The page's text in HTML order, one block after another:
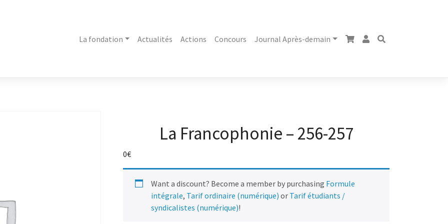
La fondation Actualités Actions Concours Journal Après-demain
La Francophonie – 256-257
0€
Want a discount? Become a member by purchasing Formule
intégrale, Tarif ordinaire (numérique) or Tarif étudiants /
syndicalistes (numérique)!